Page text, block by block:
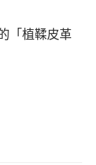
「植鞣皮革